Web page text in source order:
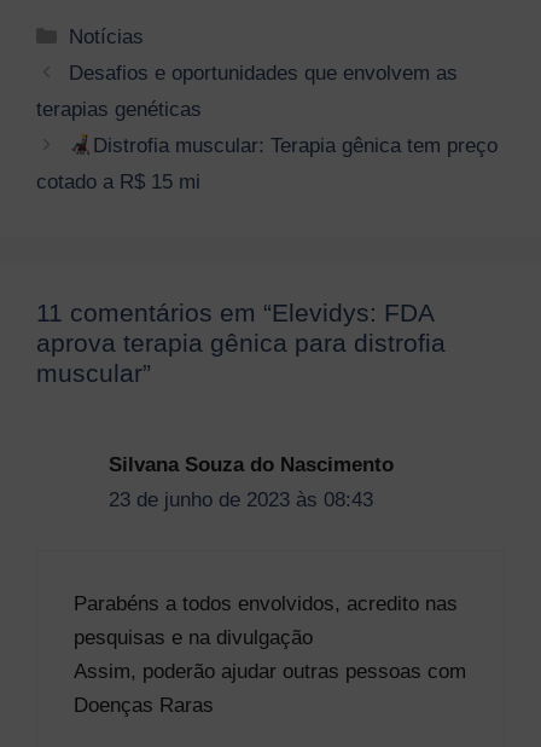
Categorias
Notícias
Navegação
de
Desafios e oportunidades que envolvem as
terapias genéticas
Distrofia muscular: Terapia gênica tem preço
cotado a R$ 15 mi
11 comentários em “Elevidys: FDA
aprova terapia gênica para distrofia
muscular”
Silvana Souza do Nascimento
23 de junho de 2023 às 08:43
Parabéns a todos envolvidos, acredito nas
pesquisas e na divulgação
Assim, poderão ajudar outras pessoas com
Doenças Raras